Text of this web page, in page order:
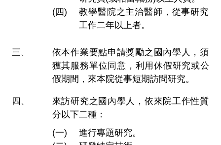
教學醫院之主治醫師，從事研究
工作二年以上者。
依本作業要點申請獎勵之國內學人，須
獲其服務單位同意，利用休假研究或公
假期間，來本院從事短期訪問研究。
來訪研究之國內學人，依來院工作性質
分以下二種：
進行專題研究。